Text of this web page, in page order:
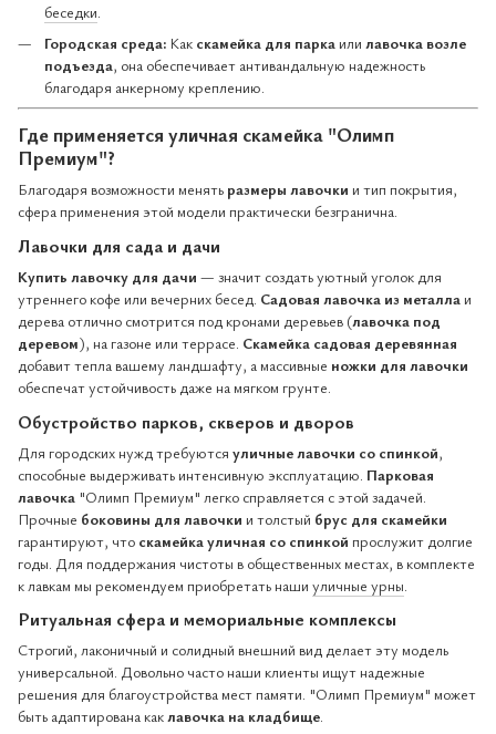
беседки
Городская среда: Как скамейка для парка или лавочка возле
подъезда, она обеспечивает антивандальную надежность
благодаря анкерному креплению.
Где применяется уличная скамейка "Олимп
Премиум"?
Благодаря возможности менять размеры лавочки и тип покрытия,
сфера применения этой модели практически безгранична.
Лавочки для сада и дачи
Купить лавочку для дачи — значит создать уютный уголок для
утреннего кофе или вечерних бесед. Садовая лавочка из металла и
дерева отлично смотрится под кронами деревьев (лавочка под
деревом), на газоне или террасе. Скамейка садовая деревянная
добавит тепла вашему ландшафту, а массивные ножки для лавочки
обеспечат устойчивость даже на мягком грунте.
Обустройство парков, скверов и дворов
Для городских нужд требуются уличные лавочки со спинкой,
способные выдерживать интенсивную эксплуатацию. Парковая
лавочка "Олимп Премиум" легко справляется с этой задачей.
Прочные боковины для лавочки и толстый брус для скамейки
гарантируют, что скамейка уличная со спинкой прослужит долгие
годы. Для поддержания чистоты в общественных местах, в комплекте
к лавкам мы рекомендуем приобретать наши уличные урны
Ритуальная сфера и мемориальные комплексы
Строгий, лаконичный и солидный внешний вид делает эту модель
универсальной. Довольно часто наши клиенты ищут надежные
решения для благоустройства мест памяти. "Олимп Премиум" может
быть адаптирована каклавочка на кладбище.